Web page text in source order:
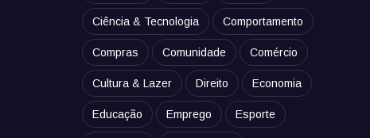
Ciência & Tecnologia Comportamento
Compras Comunidade Comércio
Cultura & Lazer Direito Economia
Educação Emprego Esporte